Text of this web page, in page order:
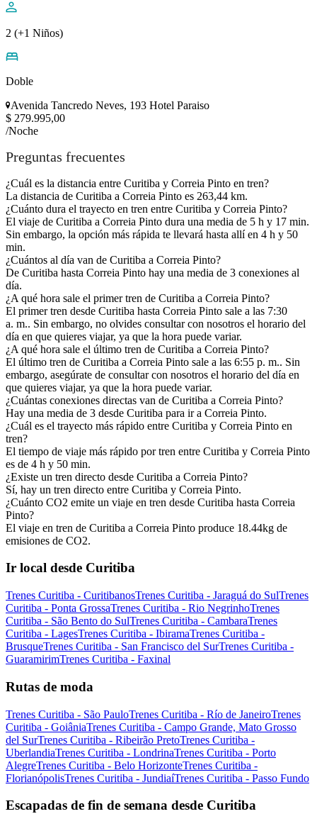
2 (+1 Niños)
Doble
Avenida Tancredo Neves, 193 Hotel Paraiso
$ 279.995,00
/Noche
Preguntas frecuentes
¿Cuál es la distancia entre Curitiba y Correia Pinto en tren?
La distancia de Curitiba a Correia Pinto es 263,44 km.
¿Cuánto dura el trayecto en tren entre Curitiba y Correia Pinto?
El viaje de Curitiba a Correia Pinto dura una media de 5 h y 17 min.
Sin embargo, la opción más rápida te llevará hasta allí en 4 h y 50
min.
¿Cuántos al día van de Curitiba a Correia Pinto?
De Curitiba hasta Correia Pinto hay una media de 3 conexiones al
día.
¿A qué hora sale el primer tren de Curitiba a Correia Pinto?
El primer tren desde Curitiba hasta Correia Pinto sale a las 7:30
a. m.. Sin embargo, no olvides consultar con nosotros el horario del
día en que quieres viajar, ya que la hora puede variar.
¿A qué hora sale el último tren de Curitiba a Correia Pinto?
El último tren de Curitiba a Correia Pinto sale a las 6:55 p. m.. Sin
embargo, asegúrate de consultar con nosotros el horario del día en
que quieres viajar, ya que la hora puede variar.
¿Cuántas conexiones directas van de Curitiba a Correia Pinto?
Hay una media de 3 desde Curitiba para ir a Correia Pinto.
¿Cuál es el trayecto más rápido entre Curitiba y Correia Pinto en
tren?
El tiempo de viaje más rápido por tren entre Curitiba y Correia Pinto
es de 4 h y 50 min.
¿Existe un tren directo desde Curitiba a Correia Pinto?
Sí, hay un tren directo entre Curitiba y Correia Pinto.
¿Cuánto CO2 emite un viaje en tren desde Curitiba hasta Correia
Pinto?
El viaje en tren de Curitiba a Correia Pinto produce 18.44kg de
emisiones de CO2.
Ir local desde Curitiba
Trenes Curitiba - CuritibanosTrenes Curitiba - Jaraguá do SulTrenes
Curitiba - Ponta GrossaTrenes Curitiba - Rio NegrinhoTrenes
Curitiba - São Bento do SulTrenes Curitiba - CambaraTrenes
Curitiba - LagesTrenes Curitiba - IbiramaTrenes Curitiba -
BrusqueTrenes Curitiba - San Francisco del SurTrenes Curitiba -
GuaramirimTrenes Curitiba - Faxinal
Rutas de moda
Trenes Curitiba - São PauloTrenes Curitiba - Río de JaneiroTrenes
Curitiba - GoiâniaTrenes Curitiba - Campo Grande, Mato Grosso
del SurTrenes Curitiba - Ribeirão PretoTrenes Curitiba -
UberlandiaTrenes Curitiba - LondrinaTrenes Curitiba - Porto
AlegreTrenes Curitiba - Belo HorizonteTrenes Curitiba -
FlorianópolisTrenes Curitiba - JundiaíTrenes Curitiba - Passo Fundo
Escapadas de fin de semana desde Curitiba